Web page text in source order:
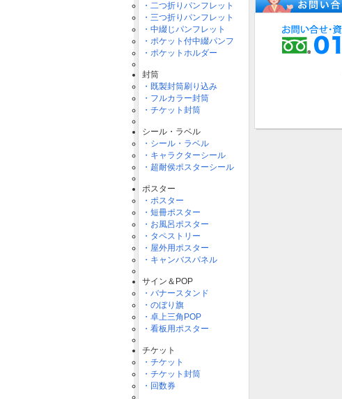
・二つ折りパンフレット
・三つ折りパンフレット
・中綴じパンフレット
・ポケット付中綴パンフ
・ポケットホルダー
封筒
・既製封筒刷り込み
・フルカラー封筒
・チケット封筒
シール・ラベル
・シール・ラベル
・キャラクターシール
・超耐侯ポスターシール
ポスター
・ポスター
・短冊ポスター
・お風呂ポスター
・タペストリー
・屋外用ポスター
・キャンバスパネル
サイン＆POP
・バナースタンド
・のぼり旗
・卓上三角POP
・看板用ポスター
チケット
・チケット
・チケット封筒
・回数券